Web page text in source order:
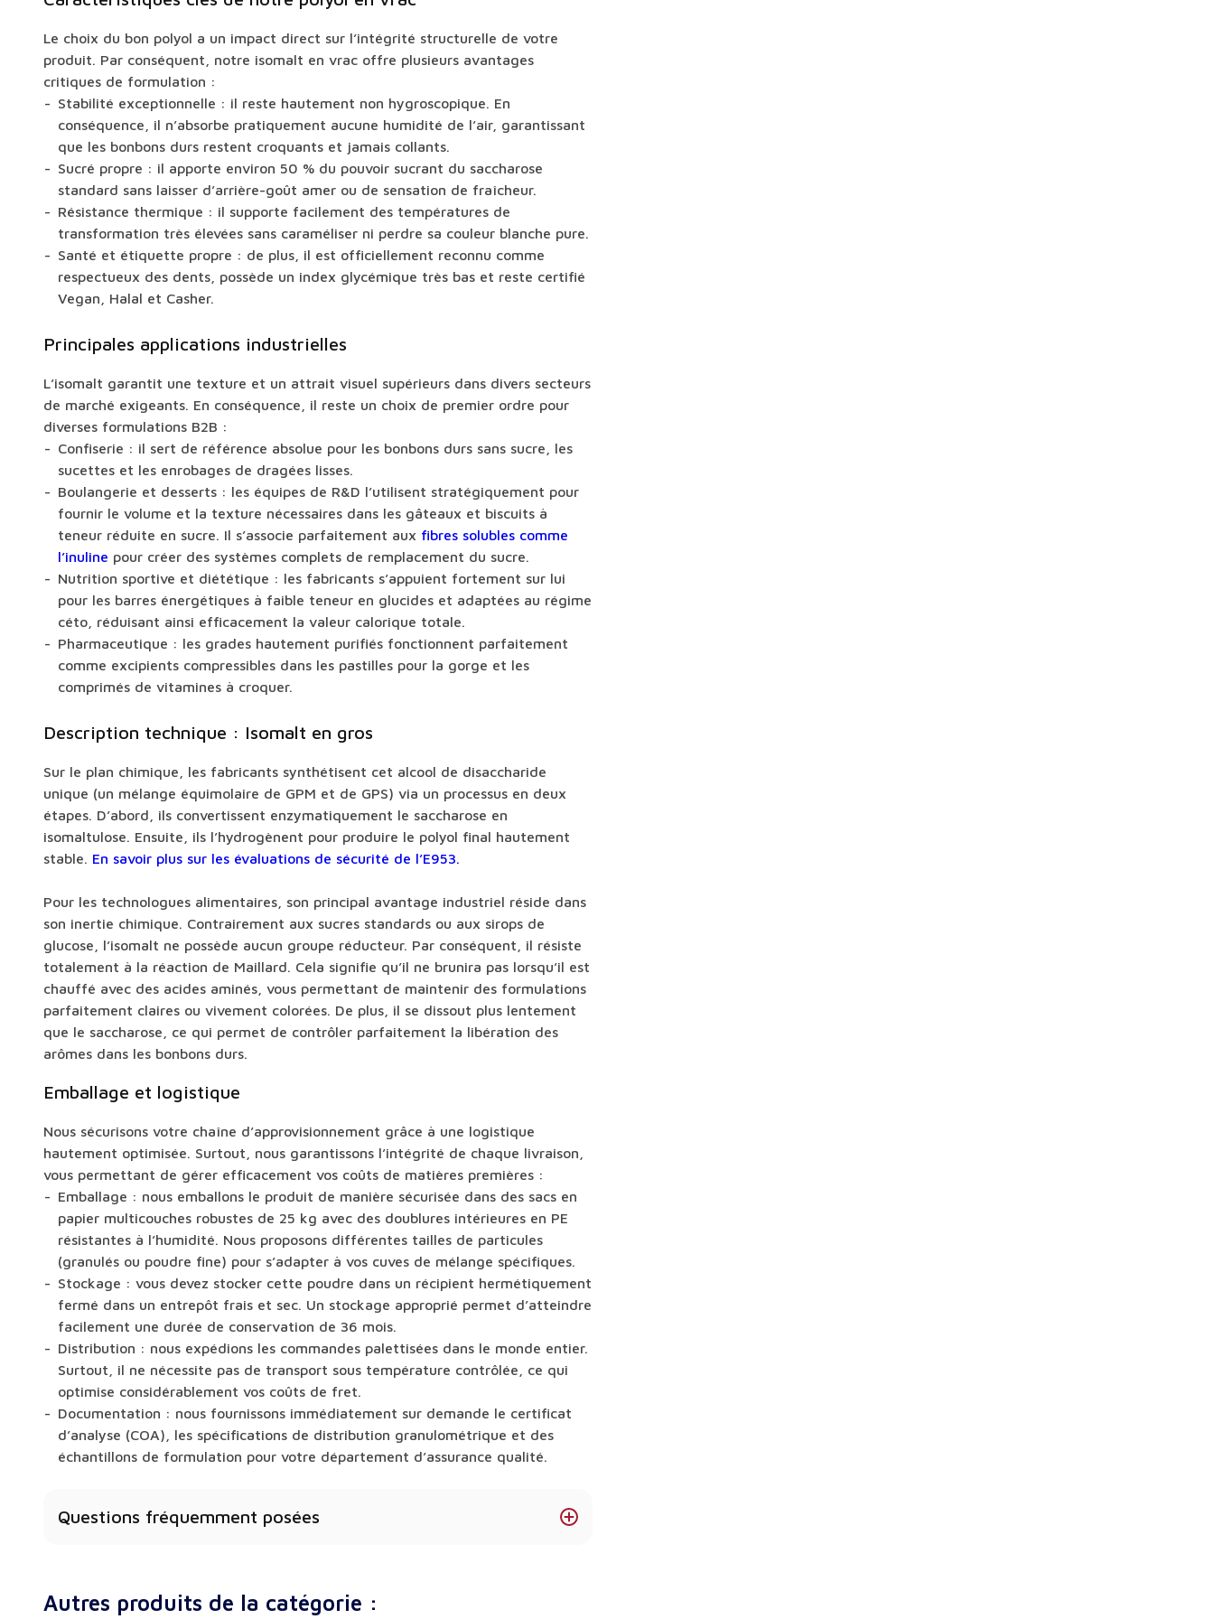
Le choix du bon polyol a un impact direct sur l’intégrité structurelle de votre
produit. Par conséquent, notre isomalt en vrac offre plusieurs avantages
critiques de formulation :
Stabilité exceptionnelle : il reste hautement non hygroscopique. En
conséquence, il n’absorbe pratiquement aucune humidité de l’air, garantissant
que les bonbons durs restent croquants et jamais collants.
Sucré propre : il apporte environ 50 % du pouvoir sucrant du saccharose
standard sans laisser d’arrière-goût amer ou de sensation de fraîcheur.
Résistance thermique : il supporte facilement des températures de
transformation très élevées sans caraméliser ni perdre sa couleur blanche pure.
Santé et étiquette propre : de plus, il est officiellement reconnu comme
respectueux des dents, possède un index glycémique très bas et reste certifié
Vegan, Halal et Casher.
Principales applications industrielles
L’isomalt garantit une texture et un attrait visuel supérieurs dans divers secteurs
de marché exigeants. En conséquence, il reste un choix de premier ordre pour
diverses formulations B2B :
Confiserie : il sert de référence absolue pour les bonbons durs sans sucre, les
sucettes et les enrobages de dragées lisses.
Boulangerie et desserts : les équipes de R&D l’utilisent stratégiquement pour
fournir le volume et la texture nécessaires dans les gâteaux et biscuits à
teneur réduite en sucre. Il s’associe parfaitement aux fibres solubles comme
l’inuline pour créer des systèmes complets de remplacement du sucre.
Nutrition sportive et diététique : les fabricants s’appuient fortement sur lui
pour les barres énergétiques à faible teneur en glucides et adaptées au régime
céto, réduisant ainsi efficacement la valeur calorique totale.
Pharmaceutique : les grades hautement purifiés fonctionnent parfaitement
comme excipients compressibles dans les pastilles pour la gorge et les
comprimés de vitamines à croquer.
Description technique : Isomalt en gros
Sur le plan chimique, les fabricants synthétisent cet alcool de disaccharide
unique (un mélange équimolaire de GPM et de GPS) via un processus en deux
étapes. D’abord, ils convertissent enzymatiquement le saccharose en
isomaltulose. Ensuite, ils l’hydrogènent pour produire le polyol final hautement
stable. En savoir plus sur les évaluations de sécurité de l’E953.
Pour les technologues alimentaires, son principal avantage industriel réside dans
son inertie chimique. Contrairement aux sucres standards ou aux sirops de
glucose, l’isomalt ne possède aucun groupe réducteur. Par conséquent, il résiste
totalement à la réaction de Maillard. Cela signifie qu’il ne brunira pas lorsqu’il est
chauffé avec des acides aminés, vous permettant de maintenir des formulations
parfaitement claires ou vivement colorées. De plus, il se dissout plus lentement
que le saccharose, ce qui permet de contrôler parfaitement la libération des
arômes dans les bonbons durs.
Emballage et logistique
Nous sécurisons votre chaîne d’approvisionnement grâce à une logistique
hautement optimisée. Surtout, nous garantissons l’intégrité de chaque livraison,
vous permettant de gérer efficacement vos coûts de matières premières :
Emballage : nous emballons le produit de manière sécurisée dans des sacs en
papier multicouches robustes de 25 kg avec des doublures intérieures en PE
résistantes à l’humidité. Nous proposons différentes tailles de particules
(granulés ou poudre fine) pour s’adapter à vos cuves de mélange spécifiques.
Stockage : vous devez stocker cette poudre dans un récipient hermétiquement
fermé dans un entrepôt frais et sec. Un stockage approprié permet d’atteindre
facilement une durée de conservation de 36 mois.
Distribution : nous expédions les commandes palettisées dans le monde entier.
Surtout, il ne nécessite pas de transport sous température contrôlée, ce qui
optimise considérablement vos coûts de fret.
Documentation : nous fournissons immédiatement sur demande le certificat
d’analyse (COA), les spécifications de distribution granulométrique et des
échantillons de formulation pour votre département d’assurance qualité.
Questions fréquemment posées
L’isomalt offre un avantage structurel majeur pour les bonbons cuits.
Autres produits de la catégorie :